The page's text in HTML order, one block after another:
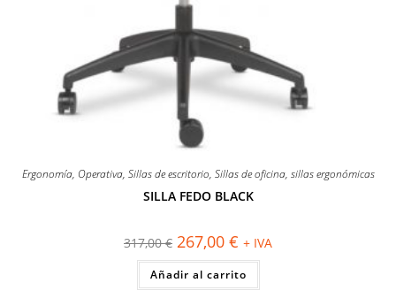
Ergonomía, Operativa, Sillas de escritorio, Sillas de oficina, sillas ergonómicas
SILLA FEDO BLACK
317,00€ El
precio
original
era:
317,00 €.
267,00 € El
precio
actual
es:
267,00 €.
+ IVA
Añadir al carrito